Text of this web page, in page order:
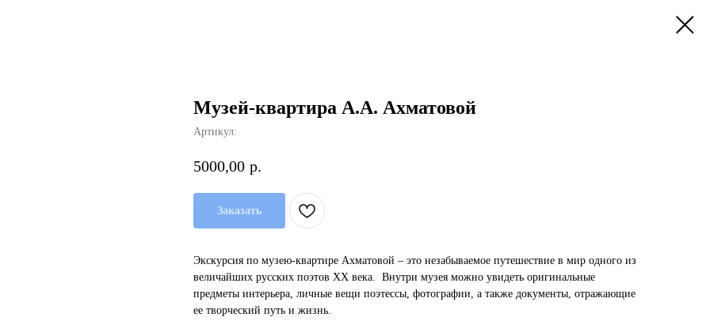
Музей-квартира А.А. Ахматовой
Артикул:
5000,00 р.
Заказать
Экскурсия по музею-квартире Ахматовой – это незабываемое путешествие в мир одного из
величайших русских поэтов XX века. Внутри музея можно увидеть оригинальные
предметы интерьера, личные вещи поэтессы, фотографии, а также документы, отражающие
ее творческий путь и жизнь.